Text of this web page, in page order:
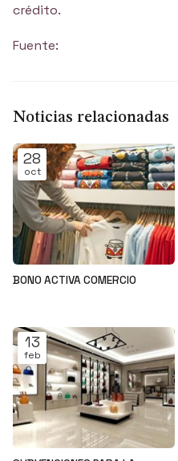
crédito.
Fuente:
Noticias relacionadas
28
oct
BONO ACTIVA COMERCIO
13
feb